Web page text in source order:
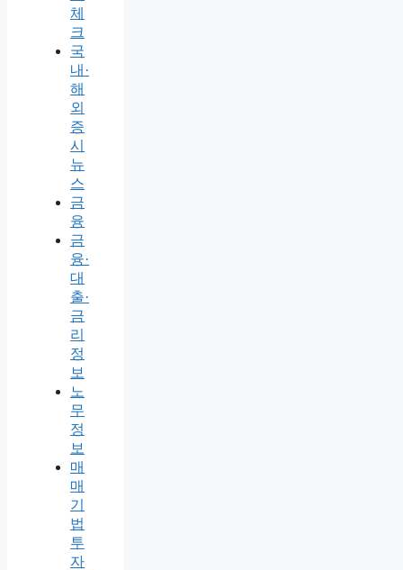
체
크
국
내·
해
외
증
시
뉴
스
금
융
금
융·
대
출·
금
리
정
보
노
무
정
보
매
매
기
법
투
자